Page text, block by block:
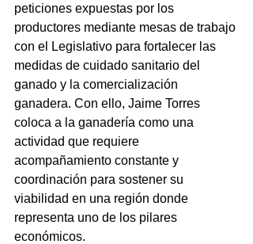
peticiones expuestas por los
productores mediante mesas de trabajo
con el Legislativo para fortalecer las
medidas de cuidado sanitario del
ganado y la comercialización
ganadera. Con ello, Jaime Torres
coloca a la ganadería como una
actividad que requiere
acompañamiento constante y
coordinación para sostener su
viabilidad en una región donde
representa uno de los pilares
económicos.